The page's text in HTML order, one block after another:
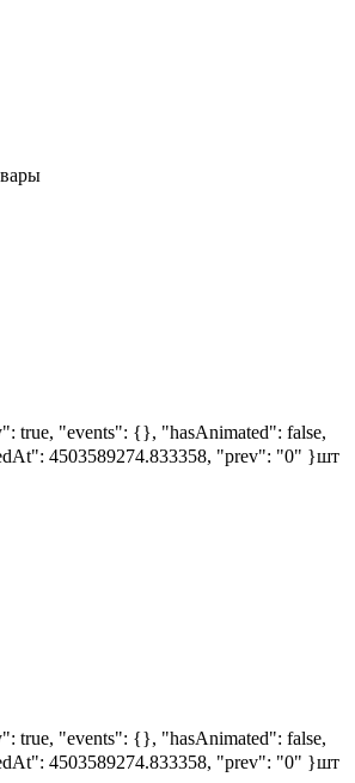
true, "events": {}, "hasAnimated": false,
4503589274.833358, "prev": "0" }шт
true, "events": {}, "hasAnimated": false,
4503589274.833358, "prev": "0" }шт